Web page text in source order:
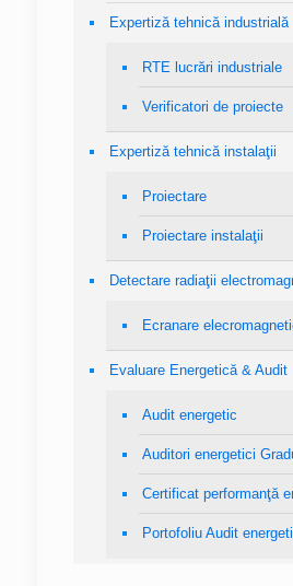
Expertiză tehnică industrială
RTE lucrări industriale
Verificatori de proiecte
Expertiză tehnică instalaţii
Proiectare
Proiectare instalaţii
Detectare radiaţii
Ecranare
Evaluare Energetică & Audit
Audit energetic
Auditori energetici
Certificat performanţă
Portofoliu Audit